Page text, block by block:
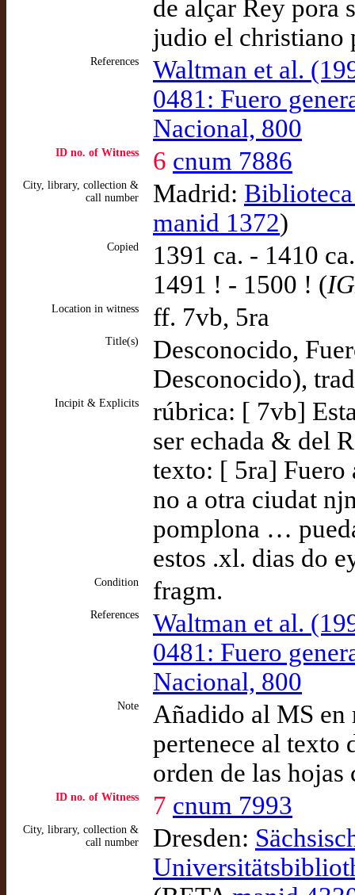
de alçar Rey
judio el christiano
References
Waltman et al.
0481: Fuero
Nacional, 800
ID no. of Witness 6 cnum 7886
City, library, collection &
call number
Madrid:
manid 1372)
Copied
1391 ca. - 1410
1491 ! - 1500 ! (
Location in witness ff. 7vb, 5ra
Title(s)
Desconocido,
Desconocido),
Incipit & Explicits
rúbrica: [ 7vb]
ser echada & del
texto: [ 5ra] Fuero
no a otra ciudat
pomplona …
estos .xl. dias do
Condition fragm.
References
Waltman et al.
0481: Fuero
Nacional, 800
Note
Añadido al MS en
pertenece al texto
orden de las hojas
ID no. of Witness 7 cnum 7993
City, library, collection &
call number
Dresden: